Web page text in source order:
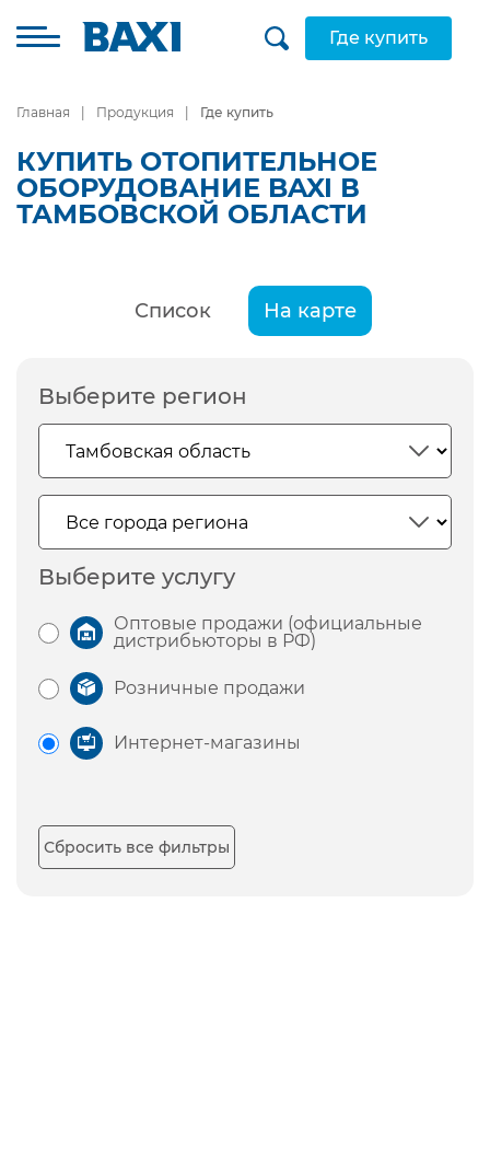
Где купить
Главная Продукция Где купить
КУПИТЬ ОТОПИТЕЛЬНОЕ
ОБОРУДОВАНИЕ BAXI В
ТАМБОВСКОЙ ОБЛАСТИ
Список На карте
Выберите регион
Выберите услугу
Оптовые продажи (официальные
дистрибьюторы в РФ)
Розничные продажи
Интернет-магазины
Сбросить все фильтры